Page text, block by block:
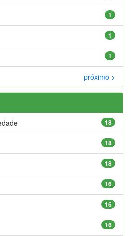
1
1
1
próximo >
18
18
18
16
16
16